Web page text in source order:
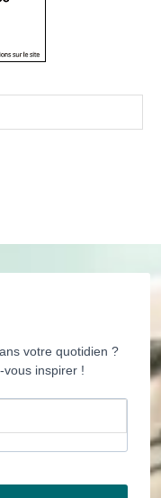
votre quotidien ?
vous inspirer !